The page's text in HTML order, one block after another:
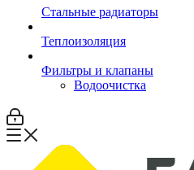
Стальные радиаторы
Теплоизоляция
Фильтры и клапаны
Водоочистка